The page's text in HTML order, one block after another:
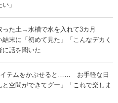
」
った土→水槽で水を入れて3カ月
に「初めて見た」「こんなデカく
に話を聞いた
イテムをかぶせると…… お手軽な日
空間ができてグー」「これで楽しま